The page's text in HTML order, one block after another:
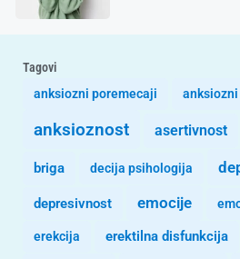
Tagovi
anksiozni poremecaji
anksioznost asertivnost
briga decija psihologija
depresivnost emocije
erekcija erektilna disfunkcija